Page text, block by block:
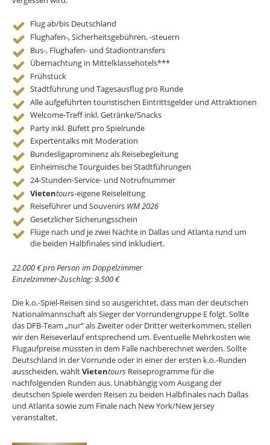
Flug ab/bis Deutschland
Flughafen-, Sicherheitsgebühren, -steuern
Bus-, Flughafen- und Stadiontransfers
Übernachtung in Mittelklassehotels***
Frühstück
Stadtführung und Tagesausflug pro Runde
Alle aufgeführten touristischen Eintrittsgelder und Attraktionen
Welcome-Treff inkl. Getränke/Snacks
Party inkl. Büfett pro Spielrunde
Expertentalks mit Moderation
Bundesligaprominenz als Reisebegleitung
Einheimische Tourguides bei Stadtführungen
24-Stunden-Service- und Notrufnummer
Vietentours-eigene Reiseleitung
Reiseführer und Souvenirs WM 2026
Gesetzlicher Sicherungsschein
Flüge nach und je zwei Nächte in Dallas und Atlanta rund um
die beiden Halbfinales sind inkludiert.
22.000 € pro Person im Doppelzimmer
Einzelzimmer-Zuschlag: 9.500 €
Die k.o.-Spiel-Reisen sind so ausgerichtet, dass man der deutschen
Nationalmannschaft als Sieger der Vorrundengruppe E folgt. Sollte
das DFB-Team „nur“ als Zweiter oder Dritter weiterkommen, stellen
wir den Reiseverlauf entsprechend um. Eventuelle Mehrkosten wie
Flugaufpreise müssten in dem Falle nachberechnet werden. Sollte
Deutschland in der Vorrunde oder in einer der ersten k.o.-Runden
ausscheiden, wähltVietentours Reiseprogramme für die
nachfolgenden Runden aus. Unabhängig vom Ausgang der
deutschen Spiele werden Reisen zu beiden Halbfinales nach Dallas
und Atlanta sowie zum Finale nach New York/New Jersey
veranstaltet.